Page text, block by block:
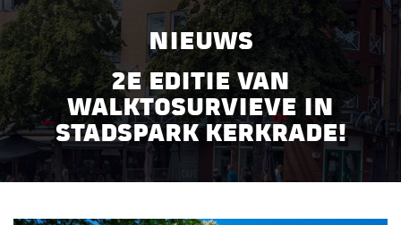
NIEUWS
2E EDITIE VAN
WALKTOSURVIEVE IN
STADSPARK KERKRADE!